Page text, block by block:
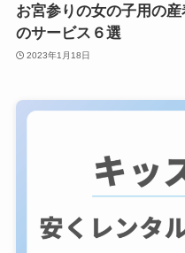
お宮参りの女の子用の
のサービス６選
2023年1月18日